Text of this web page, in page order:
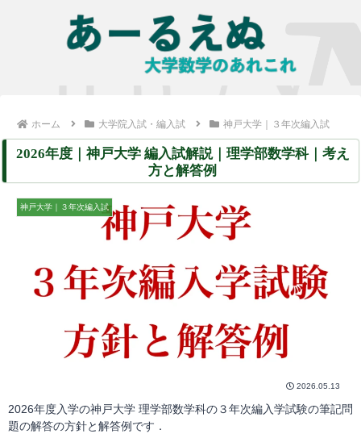
ホーム 大学院入試・編入試 神戸大学｜３年次編入試
2026年度｜神戸大学 編入試解説｜理学部数学科｜考え
方と解答例
神戸大学｜３年次編入試
2026.05.13
2026年度入学の神戸大学 理学部数学科の３年次編入学試験の筆記問
題の解答の方針と解答例です．